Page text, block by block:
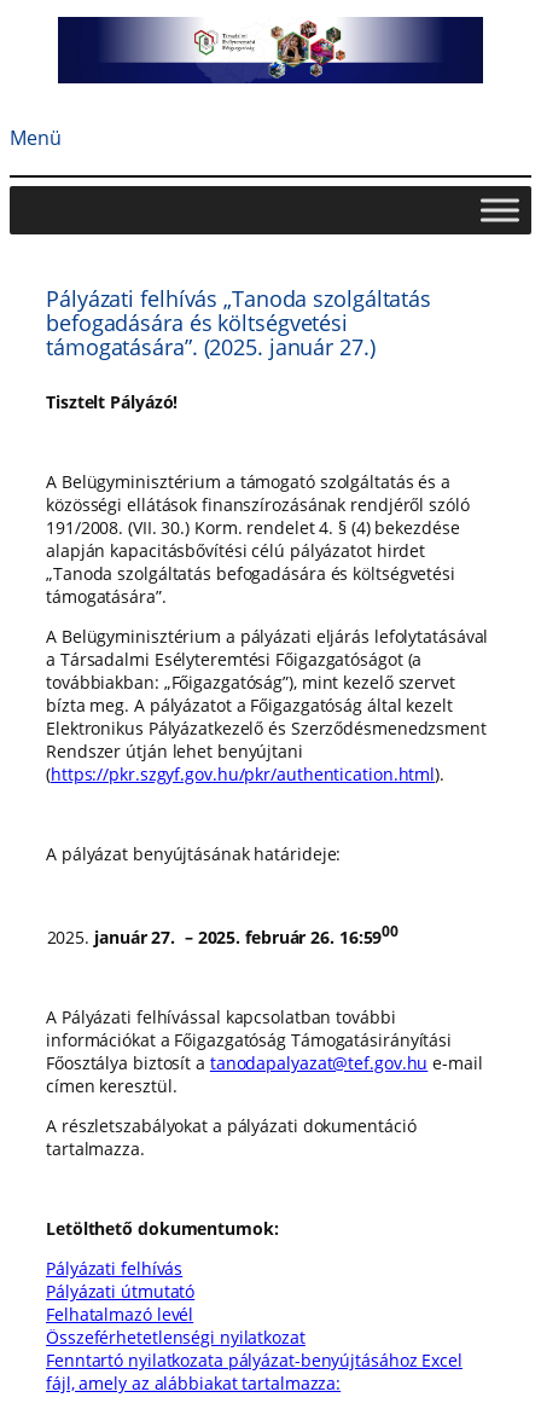
Menü
Pályázati felhívás „Tanoda szolgáltatás
befogadására és költségvetési
támogatására”. (2025. január 27.)
Tisztelt Pályázó!
A Belügyminisztérium a támogató szolgáltatás és a
közösségi ellátások finanszírozásának rendjéről szóló
191/2008. (VII. 30.) Korm. rendelet 4. § (4) bekezdése
alapján kapacitásbővítési célú pályázatot hirdet
„Tanoda szolgáltatás befogadására és költségvetési
támogatására”.
A Belügyminisztérium a pályázati eljárás lefolytatásával
a Társadalmi Esélyteremtési Főigazgatóságot (a
továbbiakban: „Főigazgatóság”), mint kezelő szervet
bízta meg. A pályázatot a Főigazgatóság által kezelt
Elektronikus Pályázatkezelő és Szerződésmenedzsment
Rendszer útján lehet benyújtani
(https://pkr.szgyf.gov.hu/pkr/authentication.html).
A pályázat benyújtásának határideje:
január 27. – 2025. február 26. 16:5900
A Pályázati felhívással kapcsolatban további
információkat a Főigazgatóság Támogatásirányítási
Főosztálya biztosít a tanodapalyazat@tef.gov.hu e-mail
címen keresztül.
A részletszabályokat a pályázati dokumentáció
tartalmazza.
Letölthető dokumentumok:
Pályázati felhívás
Pályázati útmutató
Felhatalmazó levél
Összeférhetetlenségi nyilatkozat
Fenntartó nyilatkozata pályázat-benyújtásához Excel
fájl, amely az alábbiakat tartalmazza: